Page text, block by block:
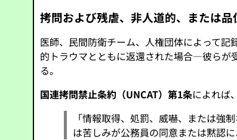
拷問および残虐、非人道的、または
医師、民間防衛チーム、人権団体によって
的トラウマとともに返還された場合—彼らが
る。
国連拷問禁止条約（UNCAT）第1条によれば
「情報取得、処罰、威嚇、または
は苦しみが公務員の同意または黙認に